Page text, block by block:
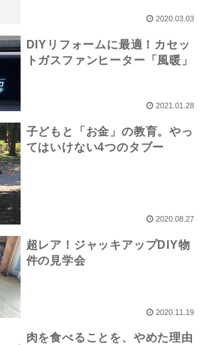
2020.03.03
DIYリフォームに最適！カセッ
トガスファンヒーター「風暖」
2021.01.28
子どもと「お金」の教育。やっ
てはいけない4つのタブー
2020.08.27
超レア！ジャッキアップDIY物
件の見学会
2020.11.19
肉を食べることを、やめた理由